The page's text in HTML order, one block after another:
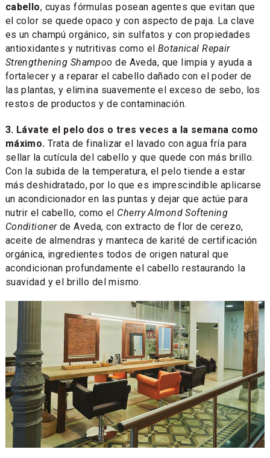
cabello, cuyas fórmulas posean agentes que evitan que
el color se quede opaco y con aspecto de paja. La clave
es un champú orgánico, sin sulfatos y con propiedades
antioxidantes y nutritivas como el Botanical Repair
Strengthening Shampoode Aveda, que limpia y ayuda a
fortalecer y a reparar el cabello dañado con el poder de
las plantas, y elimina suavemente el exceso de sebo, los
restos de productos y de contaminación.
3. Lávate el pelo dos o tres veces a la semana como
máximo.Trata de finalizar el lavado con agua fría para
sellar la cutícula del cabello y que quede con más brillo.
Con la subida de la temperatura, el pelo tiende a estar
más deshidratado, por lo que es imprescindible aplicarse
un acondicionador en las puntas y dejar que actúe para
nutrir el cabello, como el Cherry Almond Softening
Conditioner de Aveda, con extracto de flor de cerezo,
aceite de almendras y manteca de karité de certificación
orgánica, ingredientes todos de origen natural que
acondicionan profundamente el cabello restaurando la
suavidad y el brillo del mismo.